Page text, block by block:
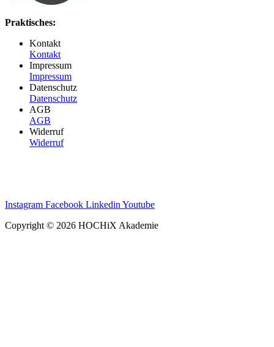
Praktisches:
Kontakt
Kontakt
Impressum
Impressum
Datenschutz
Datenschutz
AGB
AGB
Widerruf
Widerruf
Instagram Facebook Linkedin Youtube
Copyright © 2026 HOCHiX Akademie